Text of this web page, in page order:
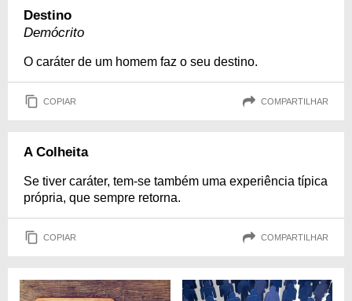
Destino
Demócrito
O caráter de um homem faz o seu destino.
COPIAR COMPARTILHAR
A Colheita
Se tiver caráter, tem-se também uma experiência típica
própria, que sempre retorna.
COPIAR COMPARTILHAR